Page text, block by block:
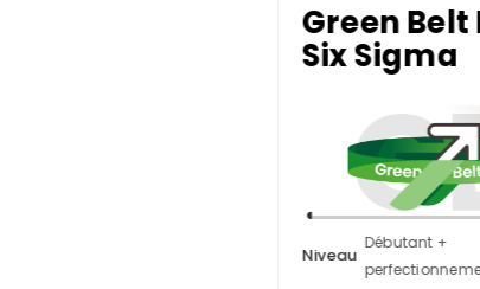
Green Belt
Office
Niveau
Débutant +